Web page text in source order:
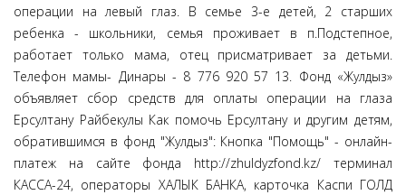
операции на левый глаз. В семье 3-е детей, 2 старших
ребенка - школьники, семья проживает в п.Подстепное,
работает только мама, отец присматривает за детьми.
Телефон мамы- Динары - 8 776 920 57 13. Фонд «Жулдыз»
объявляет сбор средств для оплаты операции на глаза
Ерсултану Райбекулы Как помочь Ерсултану и другим детям,
обратившимся в фонд "Жулдыз": Кнопка "Помощь" - онлайн-
платеж на сайте фонда http://zhuldyzfond.kz/ терминал
КАССА-24, операторы ХАЛЫК БАНКА, карточка Каспи ГОЛД